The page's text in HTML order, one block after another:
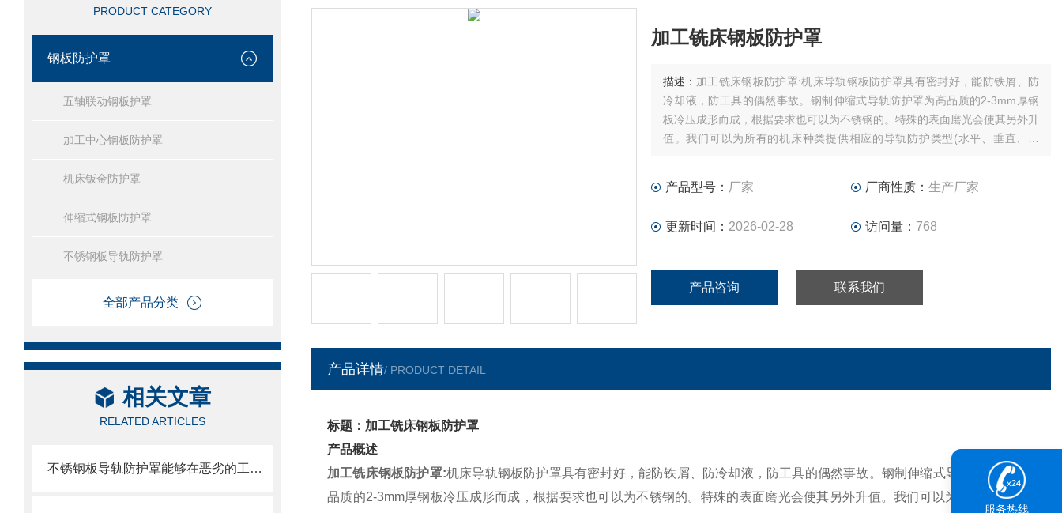
PRODUCT CATEGORY
钢板防护罩
五轴联动钢板护罩
加工中心钢板防护罩
机床钣金防护罩
伸缩式钢板防护罩
不锈钢板导轨防护罩
全部产品分类
相关文章
RELATED ARTICLES
不锈钢板导轨防护罩能够在恶劣的工作环境中长期使用
加工铣床钢板防护罩
描述： 加工铣床钢板防护罩:机床导轨钢板防护罩具有密封好，能防铁屑、防
冷却液，防工具的偶然事故。钢制伸缩式导轨防护罩为高品质的2-3mm厚钢
板冷压成形而成，根据要求也可以为不锈钢的。特殊的表面磨光会使其另外升
值。我们可以为所有的机床种类提供相应的导轨防护类型(水平、垂直、倾
产品型号： 厂家 厂商性质： 生产厂家
更新时间： 2026-02-28 访问量： 768
产品咨询 联系我们
产品详情/ PRODUCT DETAIL
标题：加工铣床钢板防护罩
产品概述
加工铣床钢板防护罩:机床导轨钢板防护罩具有密封好，能防铁屑、防冷却液，防工具的偶然事故。钢制伸缩式导轨防护罩为高
品质的2-3mm厚钢板冷压成形而成，根据要求也可以为不锈钢的。特殊的表面磨光会使其另外升值。我们可以为所有的机床种
服务热线